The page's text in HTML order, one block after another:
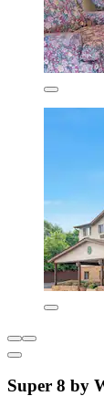
Super 8 by